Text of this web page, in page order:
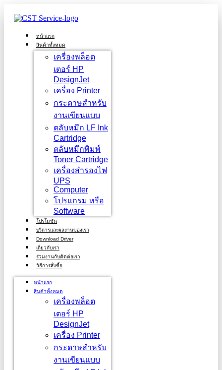
หน้าแรก
สินค้าทั้งหมด
เครื่องพล็อต
เตอร์ HP
DesignJet
เครื่อง Printer
กระดาษสำหรับ
งานเขียนแบบ
ตลับหมึก LF Ink
Cartridge
ตลับหมึกพิมพ์
Toner Cartridge
เครื่องสำรองไฟ
UPS
Computer
โปรแกรม หรือ
Software
โปรโมชั่น
บริการและผลงานของเรา
Download Driver
เกี่ยวกับเรา
ร่วมงานกับติดต่อเรา
วิธีการสั่งซื้อ
หน้าแรก
สินค้าทั้งหมด
เครื่องพล็อต
เตอร์ HP
DesignJet
เครื่อง Printer
กระดาษสำหรับ
งานเขียนแบบ